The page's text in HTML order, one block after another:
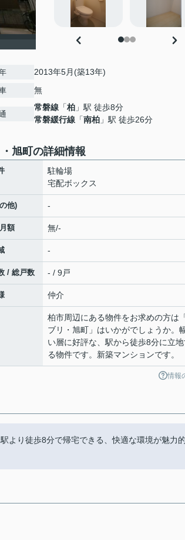
2013年5月(築13年)
無
常磐線 「柏 」駅 徒歩8分
常磐緩行線 「南柏 」駅 徒歩26分
・旭町の詳細情報
駐輪場
宅配ボックス
他) -
額 無/-
-
/ 総戸数 - / 9戸
仲介
柏市周辺にある物件をお求めの方は
ブリ・旭町」はいかがでしょうか。
い層に好評な、駅から徒歩8分に立
る物件です。新築マンションです。
情報
より徒歩8分で帰宅できる、快適な環境が魅力